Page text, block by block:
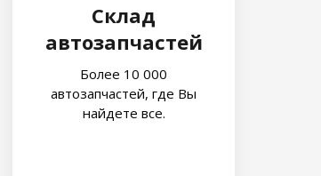
Склад
автозапчастей
Более 10 000
автозапчастей, где Вы
найдете все.